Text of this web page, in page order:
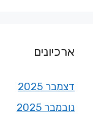
ארכיונים
דצמבר 2025
נובמבר 2025